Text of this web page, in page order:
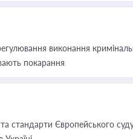
виконання
покарання
стандарти Європейського